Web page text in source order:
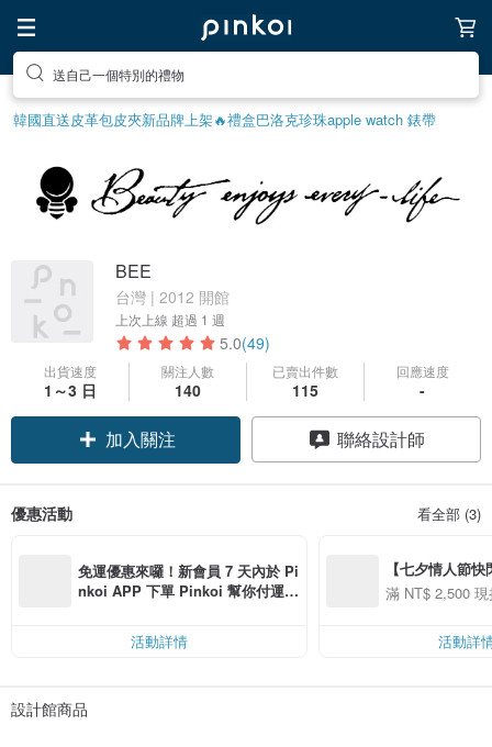
送自己一個特別的禮物
韓國直送皮革包皮夾新品牌上架🔥禮盒巴洛克珍珠apple watch 錶帶
BEE
台灣 | 2012 開館
上次上線 超過 1 週
5.0(49)
出貨速度
1～3 日
關注人數
140
已賣出件數
115
回應速度
-
加入關注 聯絡設計師
優惠活動 看全部 (3)
免運優惠來囉！新會員 7 天內於 Pi
nkoi APP 下單 Pinkoi 幫你付運
活動詳情
【七夕情人節
用 APP 購買任
00 現折 NT$100
滿 NT$ 2,500
活動詳
設計館商品